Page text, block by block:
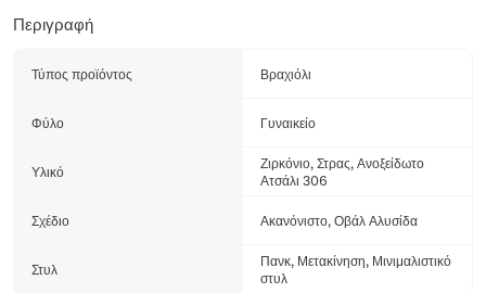
Περιγραφή
Τύπος προϊόντος Βραχιόλι
Φύλο Γυναικείο
Υλικό
Ζιρκόνιο, Στρας, Ανοξείδωτο
Ατσάλι 306
Σχέδιο Ακανόνιστο, Οβάλ Αλυσίδα
Στυλ
Πανκ, Μετακίνηση, Μινιμαλιστικό
στυλ